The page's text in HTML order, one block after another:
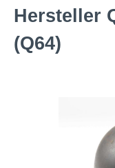
Hersteller
(Q64)